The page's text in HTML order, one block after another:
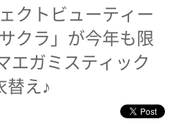
クトビューティー
クラ」が今年も限
エガミスティック
替え♪